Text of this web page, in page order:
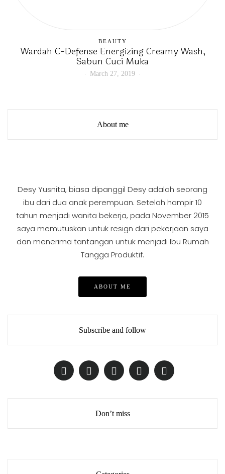
BEAUTY
Wardah C-Defense Energizing Creamy Wash,
Sabun Cuci Muka
March 27, 2019
About me
Desy Yusnita, biasa dipanggil Desy adalah seorang
ibu dari dua anak perempuan. Setelah hampir 10
tahun menjadi wanita bekerja, pada November 2015
saya memutuskan untuk resign dari pekerjaan saya
dan menerima tantangan untuk menjadi Ibu Rumah
Tangga Produktif.
ABOUT ME
Subscribe and follow
Don’t miss